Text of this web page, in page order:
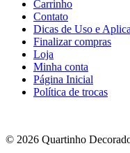
Carrinho
Contato
Dicas de Uso e
Finalizar compras
Loja
Minha conta
Página Inicial
Política de trocas
© 2026 Quartinho